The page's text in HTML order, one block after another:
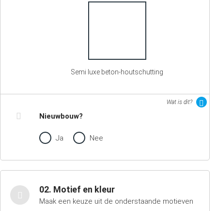
Semi luxe beton-houtschutting
Wat is dit?
Nieuwbouw?
Ja Nee
02. Motief en kleur
Maak een keuze uit de onderstaande motieven